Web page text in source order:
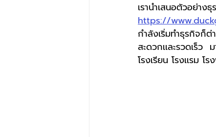
เรานำเสนอตัวอย่า
https://
กำลังเริ่มทำธุรกิจก็ต่
สะดวกเเละรวดเร็ว
โรงเรียน โรงเเรม โ